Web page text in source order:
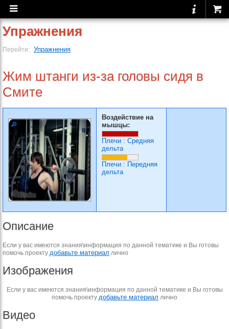
Упражнения
Перейти: Упражнения
Жим штанги из-за головы сидя в
Смите
Воздействие на
мышцы:
Плечи : Средняя
дельта
Плечи : Передняя
дельта
Описание
Если у вас имеются знания\информация по данной тематике и Вы готовы
помочь проекту добавьте материал лично
Изображения
Если у вас имеются знания\информация по данной тематике и Вы готовы
помочь проекту добавьте материал лично
Видео